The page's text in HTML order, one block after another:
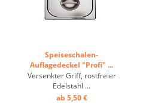
Speiseschalen-
Auflagedeckel "Profi" ...
Versenkter Griff, rostfreier
Edelstahl ...
ab 5,50 €